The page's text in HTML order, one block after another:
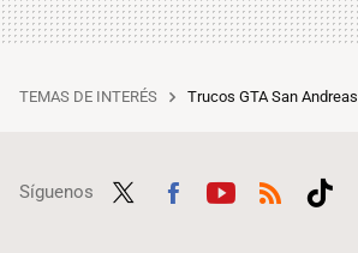
TEMAS DE INTERÉS Trucos GTA San Andreas
Síguenos